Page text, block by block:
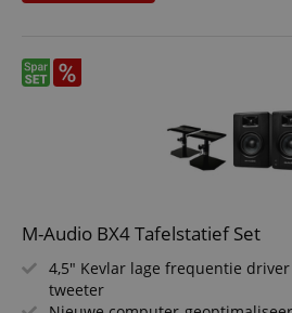
M-Audio BX4 Tafelstatief Set
4,5" Kevlar lage frequentie
tweeter